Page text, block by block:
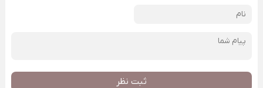
ثبت نظر